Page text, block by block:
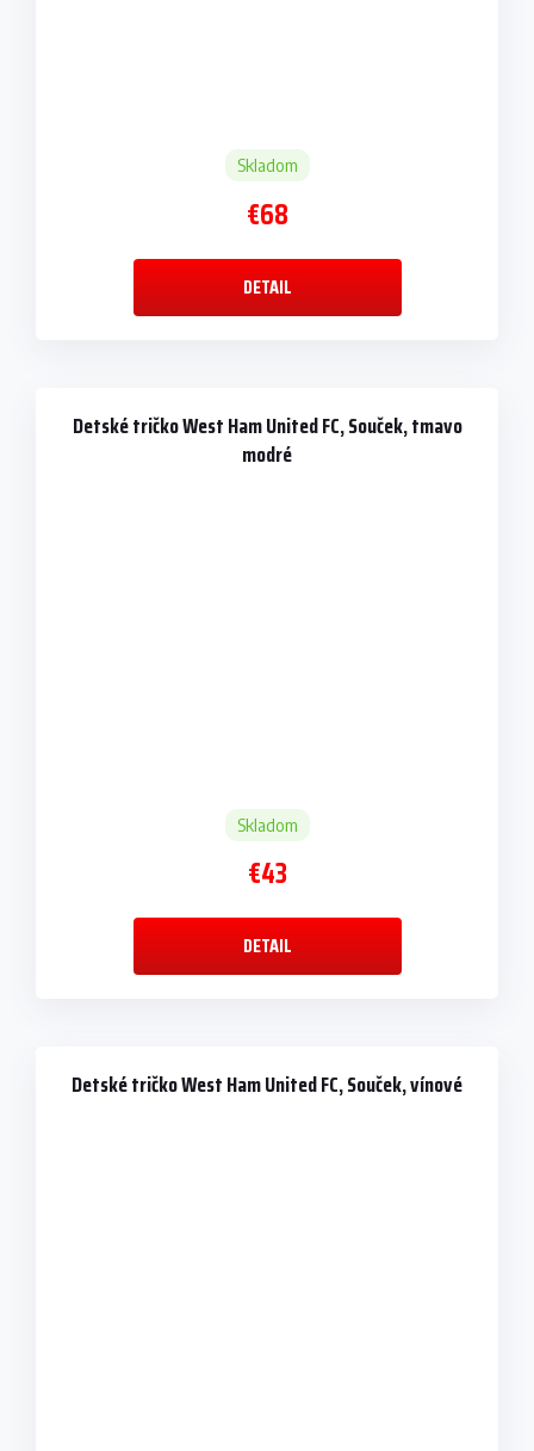
Skladom
€68
DETAIL
Detské tričko West Ham United FC, Souček, tmavo
modré
Skladom
€43
DETAIL
Detské tričko West Ham United FC, Souček, vínové